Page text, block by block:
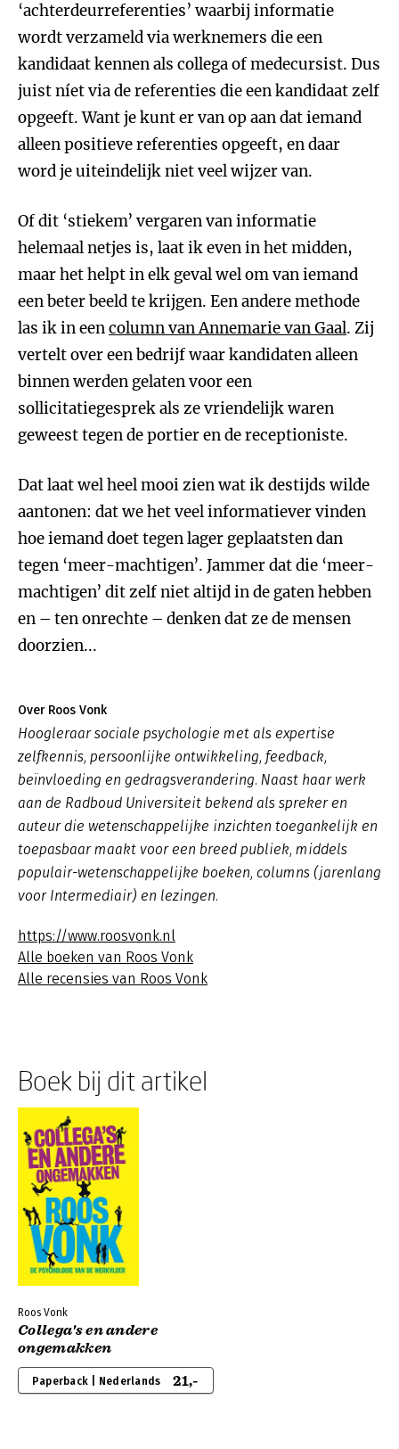
‘achterdeurreferenties’ waarbij informatie
wordt verzameld via werknemers die een
kandidaat kennen als collega of medecursist. Dus
juist níet via de referenties die een kandidaat zelf
opgeeft. Want je kunt er van op aan dat iemand
alleen positieve referenties opgeeft, en daar
word je uiteindelijk niet veel wijzer van.
Of dit ‘stiekem’ vergaren van informatie
helemaal netjes is, laat ik even in het midden,
maar het helpt in elk geval wel om van iemand
een beter beeld te krijgen. Een andere methode
las ik in eencolumn van Annemarie van Gaal. Zij
vertelt over een bedrijf waar kandidaten alleen
binnen werden gelaten voor een
sollicitatiegesprek als ze vriendelijk waren
geweest tegen de portier en de receptioniste.
Dat laat wel heel mooi zien wat ik destijds wilde
aantonen: dat we het veel informatiever vinden
hoe iemand doet tegen lager geplaatsten dan
tegen ‘meer-machtigen’. Jammer dat die ‘meer-
machtigen’ dit zelf niet altijd in de gaten hebben
en – ten onrechte – denken dat ze de mensen
doorzien...
Over Roos Vonk
Hoogleraar sociale psychologie met als expertise
zelfkennis, persoonlijke ontwikkeling, feedback,
beïnvloeding en gedragsverandering. Naast haar werk
aan de Radboud Universiteit bekend als spreker en
auteur die wetenschappelijke inzichten toegankelijk en
toepasbaar maakt voor een breed publiek, middels
populair-wetenschappelijke boeken, columns (jarenlang
voor Intermediair) en lezingen.
https://www.roosvonk.nl
Alle boeken van Roos Vonk
Alle recensies van Roos Vonk
Boek bij dit artikel
Roos Vonk
Collega's en andere
ongemakken
Paperback | Nederlands 21,-